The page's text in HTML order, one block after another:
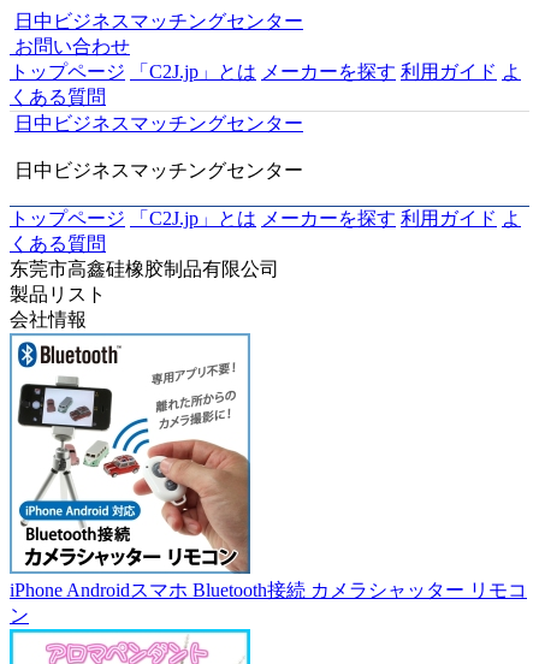
日中ビジネスマッチングセンター
お問い合わせ
トップページ
「C2J.jp」とは メーカーを探す 利用ガイド よ
くある質問
日中ビジネスマッチングセンター
日中ビジネスマッチングセンター
トップページ 「C2J.jp」とは メーカーを探す 利用ガイド よ
くある質問
东莞市高鑫硅橡胶制品有限公司
製品リスト
会社情報
iPhone Androidスマホ Bluetooth接続 カメラシャッター リモコ
ン